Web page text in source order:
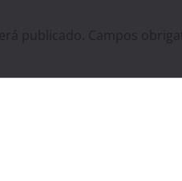
publicado. Campos